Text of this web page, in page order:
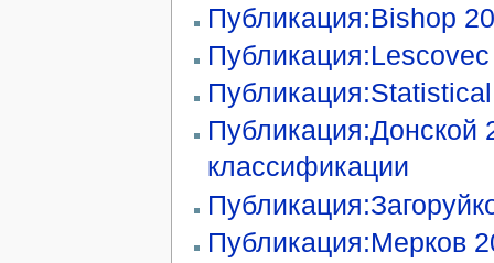
Публикация:Bishop
Публикация:Донской
классификации
Публикация:Мерков